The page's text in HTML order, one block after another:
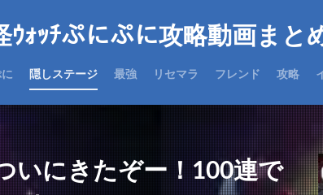
ｳｫｯﾁぷにぷに攻略動画まと
隠しステージ 最強 リセマラ フレンド 攻略
いにきたぞー！100連で